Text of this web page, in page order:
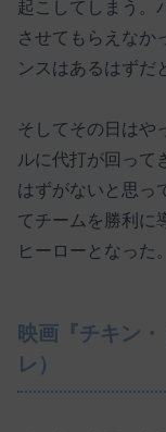
起こしてしまう。
させてもらえなか
ンスはあるはずだ
そしてその日はや
ルに代打が回って
はずがないと思っ
てチームを勝利に
ヒーローとなった。
映画『チキン
レ）